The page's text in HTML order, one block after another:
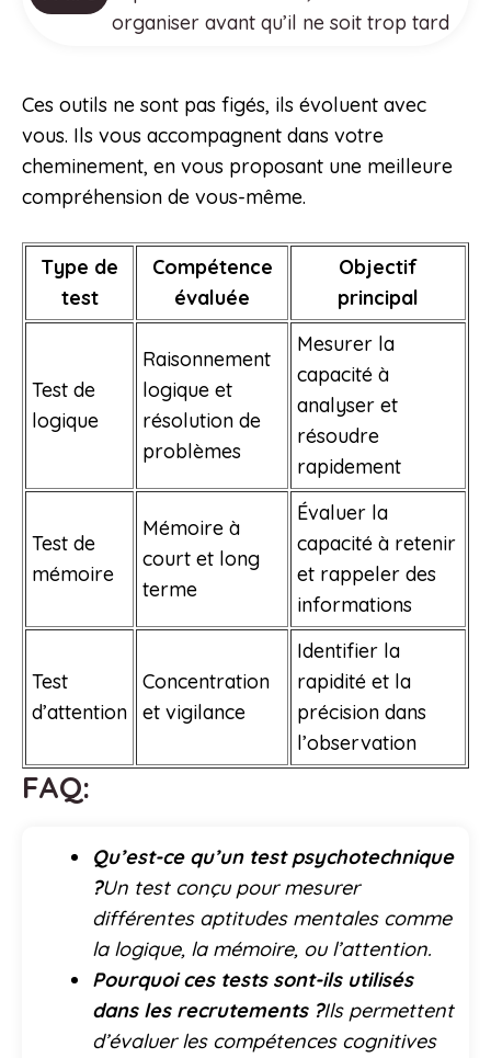
organiser avant qu’il ne soit trop tard
Ces outils ne sont pas figés, ils évoluent avec
vous. Ils vous accompagnent dans votre
cheminement, en vous proposant une meilleure
compréhension de vous-même.
Type de
test
Compétence
évaluée
Objectif
principal
Test de
logique
Raisonnement
logique et
résolution de
problèmes
Mesurer la
capacité à
analyser et
résoudre
rapidement
Test de
mémoire
Mémoire à
court et long
terme
Évaluer la
capacité à retenir
et rappeler des
informations
Test
d’attention
Concentration
et vigilance
Identifier la
rapidité et la
précision dans
l’observation
FAQ:
Qu’est-ce qu’un test psychotechnique
?Un test conçu pour mesurer
différentes aptitudes mentales comme
la logique, la mémoire, ou l’attention.
Pourquoi ces tests sont-ils utilisés
dans les recrutements ?Ils permettent
d’évaluer les compétences cognitives